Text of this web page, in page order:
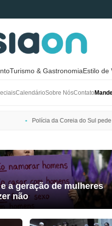
Turismo & GastronomiaEstilo de
CalendárioSobre NósContato
pede prisão preventiva de Bang Si-
a geração de mulheres
não